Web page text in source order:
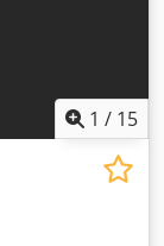
1 / 15